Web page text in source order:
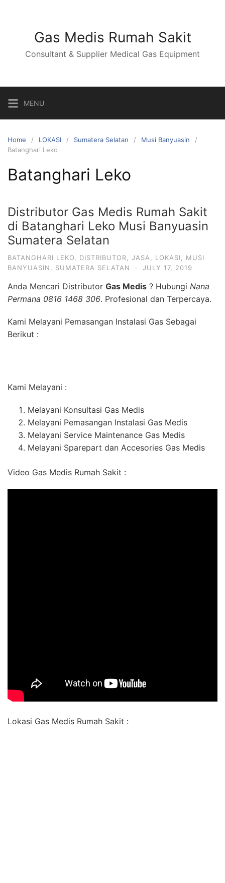
Gas Medis Rumah Sakit
Consultant & Supplier Medical Gas Equipment
MENU
Home LOKASI Sumatera Selatan
Musi Banyuasin
Batanghari Leko
Batanghari Leko
Distributor Gas Medis Rumah Sakit
di Batanghari Leko Musi Banyuasin
Sumatera Selatan
BATANGHARI LEKO DISTRIBUTOR JASA LOKASI
MUSI
BANYUASIN
SUMATERA SELATAN · JULY 17, 2019
Anda Mencari Distributor Gas Medis ? Hubungi Nana
Permana 0816 1468 306. Profesional dan Terpercaya.
Kami Melayani Pemasangan Instalasi Gas Sebagai
Berikut :
Kami Melayani :
Melayani Konsultasi Gas Medis
Melayani Pemasangan Instalasi Gas Medis
Melayani Service Maintenance Gas Medis
Melayani Sparepart dan Accesories Gas Medis
Video Gas Medis Rumah Sakit :
Lokasi Gas Medis Rumah Sakit :